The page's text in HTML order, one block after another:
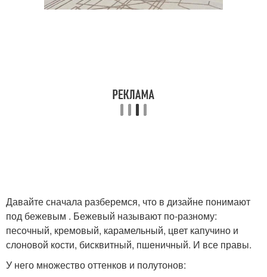
Давайте сначала разберемся, что в дизайне понимают
под бежевым . Бежевый называют по-разному:
песочный, кремовый, карамельный, цвет капучино и
слоновой кости, бисквитный, пшеничный. И все правы.
У него множество оттенков и полутонов: